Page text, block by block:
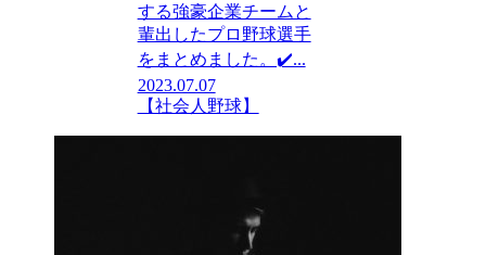
する強豪企業チームと
輩出したプロ野球選手
をまとめました。✔️...
2023.07.07
【社会人野球】